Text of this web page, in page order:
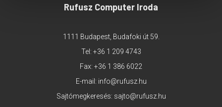
Rufusz Computer Iroda
1111 Budapest, Budafoki út 59.
Tel: +36 1 209 4743
Fax: +36 1 386 6022
E-mail: info@rufusz.hu
Sajtómegkeresés: sajto@rufusz.hu